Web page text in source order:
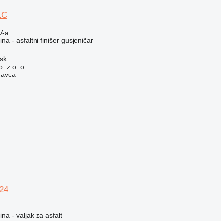
a
- asfaltni finišer gusjeničar
z o. o.
- valjak za asfalt